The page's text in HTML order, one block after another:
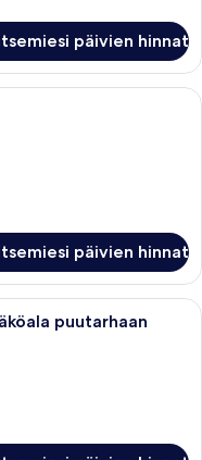
päivien hinnat
jossa on sänky,
päivien hinnat
jossa on sänky,
puutarhaan